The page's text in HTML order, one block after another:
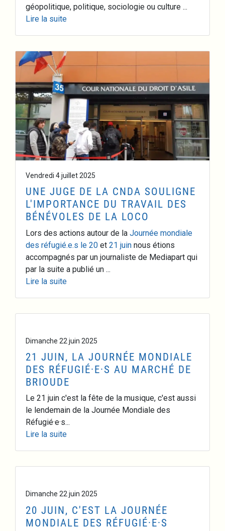
géopolitique, politique, sociologie ou culture ...
Lire la suite
Vendredi 4 juillet 2025
UNE JUGE DE LA CNDA SOULIGNE
L'IMPORTANCE DU TRAVAIL DES
BÉNÉVOLES DE LA LOCO
Lors des actions autour de la Journée mondiale
des réfugié.e.s le 20 et 21 juin nous étions
accompagnés par un journaliste de Mediapart qui
par la suite a publié un ...
Lire la suite
Dimanche 22 juin 2025
21 JUIN, LA JOURNÉE MONDIALE
DES RÉFUGIÉ·E·S AU MARCHÉ DE
BRIOUDE
Le 21 juin c'est la fête de la musique, c'est aussi
le lendemain de la Journée Mondiale des
Réfugié·e·s...
Lire la suite
Dimanche 22 juin 2025
20 JUIN, C'EST LA JOURNÉE
MONDIALE DES RÉFUGIÉ·E·S